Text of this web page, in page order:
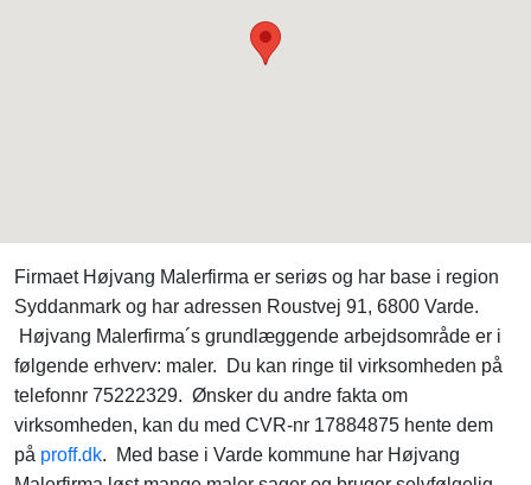
Firmaet Højvang Malerfirma er seriøs og har base i region
Syddanmark og har adressen Roustvej 91, 6800 Varde.
Højvang Malerfirma´s grundlæggende arbejdsområde er i
følgende erhverv: maler. Du kan ringe til virksomheden på
telefonnr 75222329. Ønsker du andre fakta om
virksomheden, kan du med CVR-nr 17884875 hente dem
på proff.dk. Med base i Varde kommune har Højvang